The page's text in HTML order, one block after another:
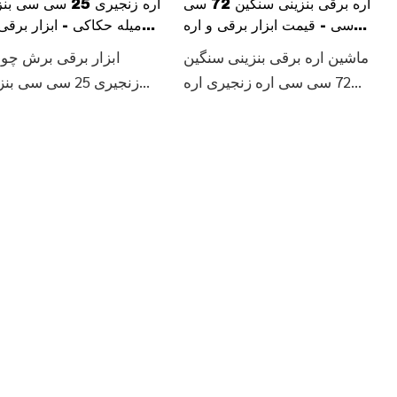
اره زنجیری 25 سی
میله حکاکی - ابزار
ابزار برقی برش
زنجیری 25 سی سی
اره برقی بنزینی سنگین 72 سی
سی - قیمت ابزار برقی و اره
برقی
ماشین اره برقی بنزینی سنگین
72 سی سی اره زنجیری اره